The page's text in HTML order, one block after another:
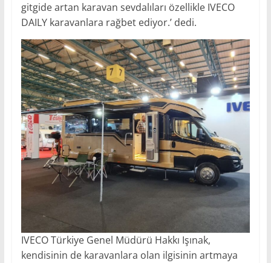
gitgide artan karavan sevdalıları özellikle IVECO
DAILY karavanlara rağbet ediyor.’ dedi.
IVECO Türkiye Genel Müdürü Hakkı Işınak,
kendisinin de karavanlara olan ilgisinin artmaya